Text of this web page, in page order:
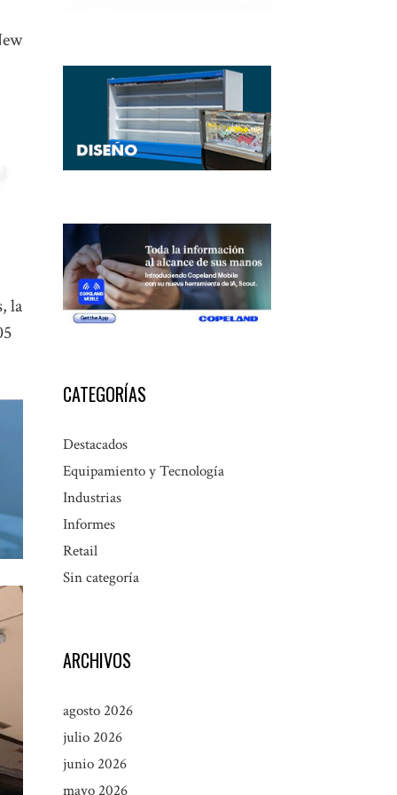
la
CATEGORÍAS
Destacados
Equipamiento y Tecnología
Industrias
Informes
Retail
Sin categoría
ARCHIVOS
agosto 2026
julio 2026
junio 2026
mayo 2026